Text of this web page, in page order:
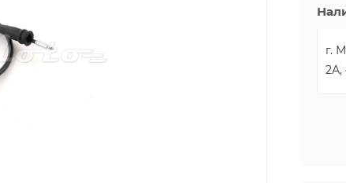
г.
2А,